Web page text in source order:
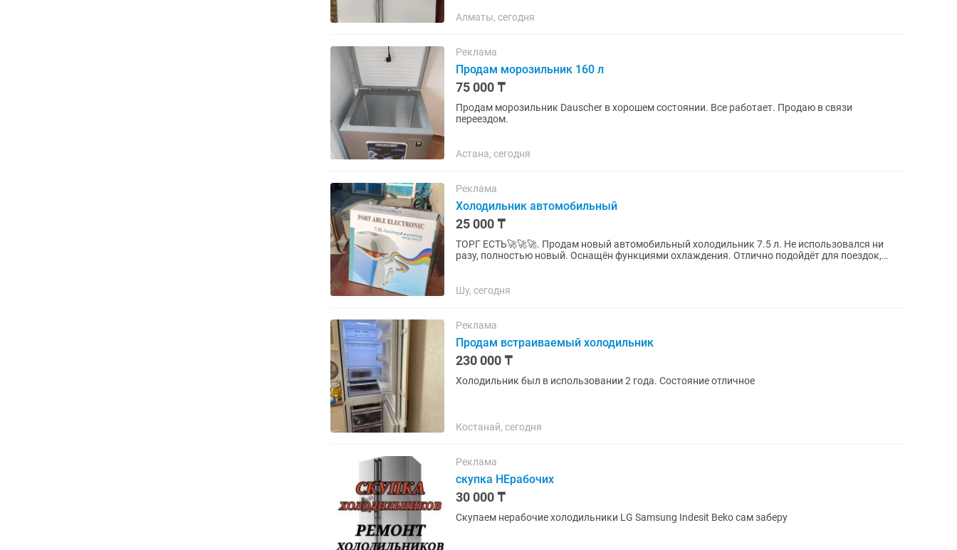
Алматы, сегодня
Реклама
Продам морозильник 160 л
75 000 ₸
Продам морозильник Dauscher в хорошем состоянии. Все работает. Продаю в связи
переездом.
Астана, сегодня
Реклама
Холодильник автомобильный
25 000 ₸
ТОРГ ЕСТЬ🚀🚀🚀. Продам новый автомобильный холодильник 7.5 л. Не использовался ни
разу, полностью новый. Оснащён функциями охлаждения. Отлично подойдёт для поездок,
Шу, сегодня
Реклама
Продам встраиваемый холодильник
230 000 ₸
Холодильник был в использовании 2 года. Состояние отличное
Костанай, сегодня
Реклама
скупка НЕрабочих
30 000 ₸
Скупаем нерабочие холодильники LG Samsung Indesit Beko сам заберу